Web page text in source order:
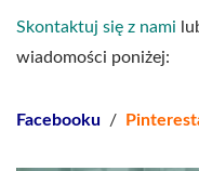
Skontaktuj się z nami
wiadomości poniżej:
Facebooku /